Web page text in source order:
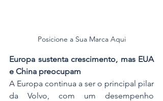
Posicione a Sua Marca Aqui
Europa sustenta crescimento, mas EUA
e China preocupam
A Europa continua a ser o principal pilar
da Volvo, com um desempenho